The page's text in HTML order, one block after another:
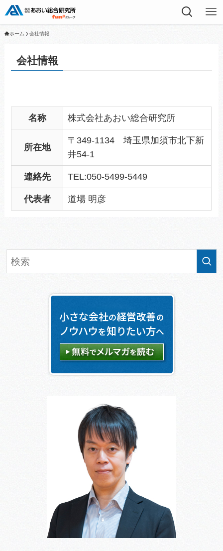
ホーム 会社情報
会社情報
名称 株式会社あおい総合研究所
所在地
〒349-1134 埼玉県加須市北下新
井54-1
連絡先 TEL:050-5499-5449
代表者 道場 明彦